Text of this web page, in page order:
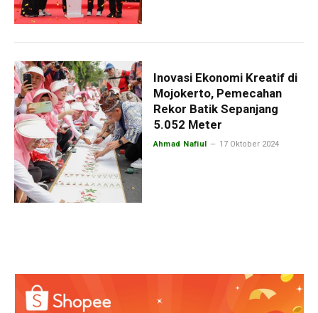
Inovasi Ekonomi Kreatif di
Mojokerto, Pemecahan
Rekor Batik Sepanjang
5.052 Meter
Ahmad Nafiul 17 Oktober 2024